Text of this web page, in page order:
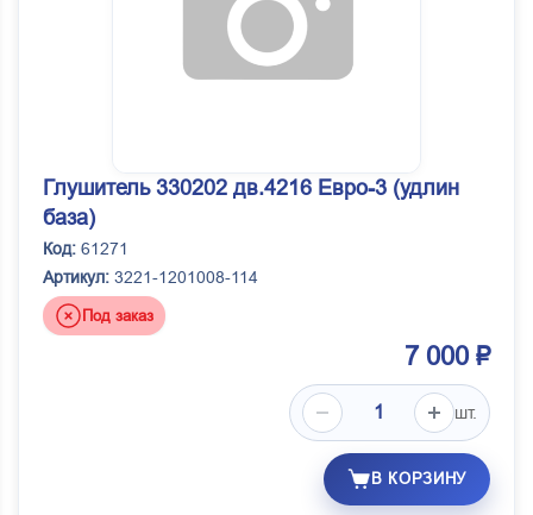
Глушитель 330202 дв.4216 Евро-3 (удлин
база)
Код: 61271
Артикул: 3221-1201008-114
Под заказ
7 000 ₽
шт.
В КОРЗИНУ